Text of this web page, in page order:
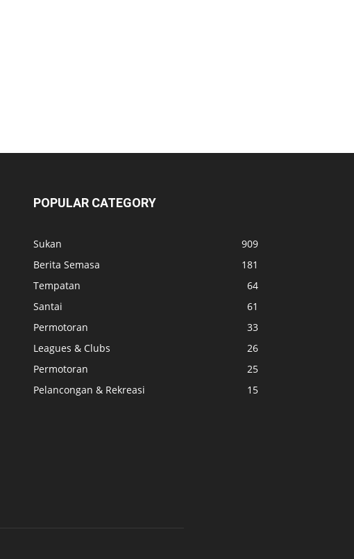
POPULAR CATEGORY
Sukan
909
Berita Semasa
181
Tempatan
64
Santai
61
Permotoran
33
Leagues & Clubs
26
Permotoran
25
Pelancongan & Rekreasi
15